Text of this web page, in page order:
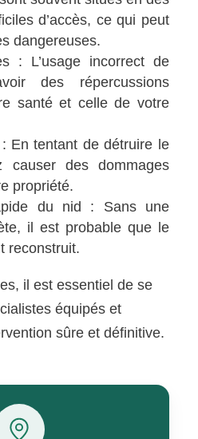
d’accès, ce qui peut
dangereuses.
: L’usage incorrect de
des répercussions
santé et celle de votre
En tentant de détruire le
causer des dommages
propriété.
du nid : Sans une
il est probable que le
reconstruit.
il est essentiel de se
équipés et
sûre et définitive.